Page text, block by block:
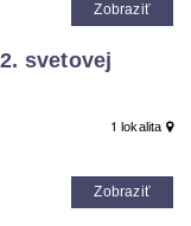
Zobraziť
svetovej
1 lokalita
Zobraziť